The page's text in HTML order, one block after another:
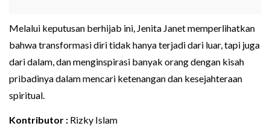
Melalui keputusan berhijab ini, Jenita Janet memperlihatkan
bahwa transformasi diri tidak hanya terjadi dari luar, tapi juga
dari dalam, dan menginspirasi banyak orang dengan kisah
pribadinya dalam mencari ketenangan dan kesejahteraan
spiritual.
Kontributor : Rizky Islam